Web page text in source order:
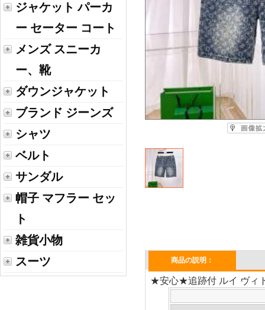
ジャケット パーカ
ー セーター コート
メンズ スニーカ
ー、靴
ダウンジャケット
ブランド ジーンズ
シャツ
ベルト
サンダル
帽子 マフラー セッ
ト
雑貨小物
スーツ
商品の説明：
★安心★追跡付 ルイ ヴィ